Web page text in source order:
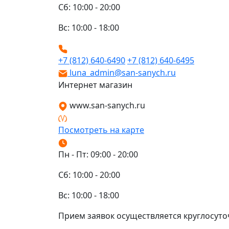
Сб: 10:00 - 20:00
Вс: 10:00 - 18:00
+7 (812) 640-6490+7 (812) 640-6495
luna_admin@san-sanych.ru
Интернет магазин
www.san-sanych.ru
Посмотреть на карте
Пн - Пт: 09:00 - 20:00
Сб: 10:00 - 20:00
Вс: 10:00 - 18:00
Прием заявок осуществляется